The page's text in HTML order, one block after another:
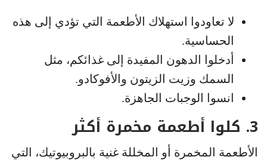
لا تعاودوا استهلاك الأطعمة التي تؤدي إلى هذه
الحساسية.
أدخلوا الدهون المفيدة إلى غذائكم، مثل
السمك وزيت الزيتون والأفوكادو.
انسوا الوجبات الجاهزة.
3. كلوا أطعمة مخمرة أكثر
الأطعمة المخمرة أو المخللة غنية بالبروبيوتيك، التي